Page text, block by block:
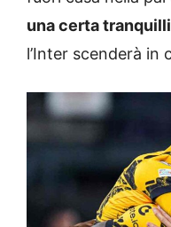
una certa
l’Inter scenderà